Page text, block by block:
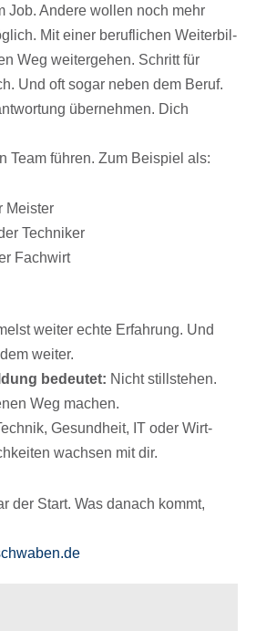
Job. Andere wollen noch mehr
Mit einer beruf­li­chen Weiter­bil­
Weg weiter­ge­hen. Schritt für
Und oft sogar neben dem Beruf.
über­neh­men. Dich
Team führen. Zum Beispiel als:
Meister
Techniker
Fachwirt
weiter echte Erfah­rung. Und
weiter.
bedeu­tet: Nicht still­ste­hen.
Weg machen.
Gesund­heit, IT oder Wirt­
wach­sen mit dir.
der Start. Was danach kommt,